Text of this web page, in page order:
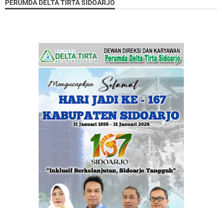
PERUMDA DELTA TIRTA SIDOARJO